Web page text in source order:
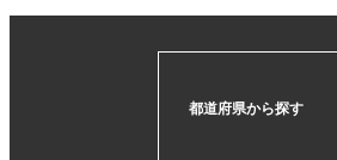
都道府県から探す